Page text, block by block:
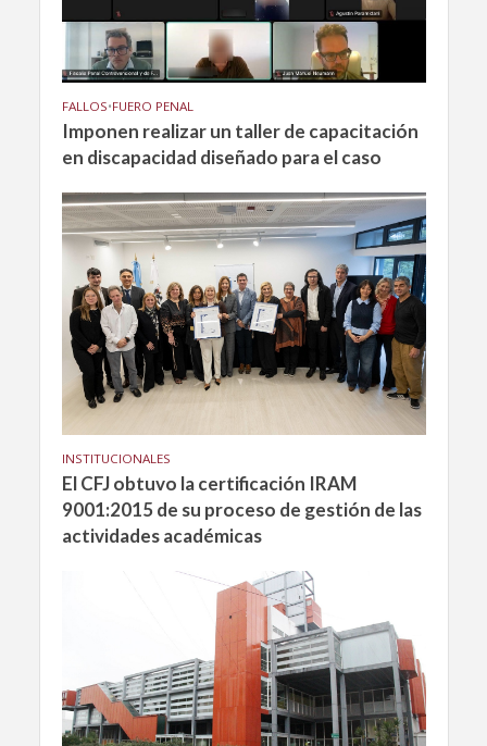
FALLOS•FUERO PENAL
Imponen realizar un taller de capacitación
en discapacidad diseñado para el caso
INSTITUCIONALES
El CFJ obtuvo la certificación IRAM
9001:2015 de su proceso de gestión de las
actividades académicas